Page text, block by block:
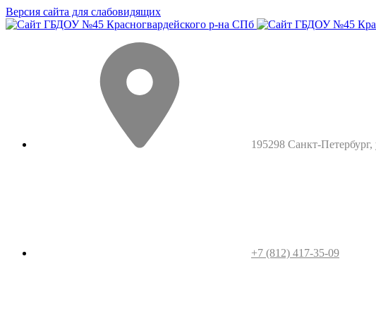
Версия сайта для слабовидящих
195298 Санкт-
+7 (812) 417-35-09